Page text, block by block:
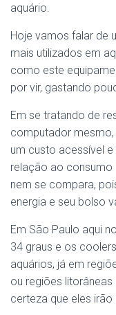
aquário.
Hoje vamos falar de
mais utilizados em
como este
por vir, gastando
Em se tratando de
computador
um custo acessível
relação ao consumo
nem se compara,
energia e seu bolso
Em São Paulo aqui
34 graus e os
aquários, já em
ou regiões
certeza que eles irão